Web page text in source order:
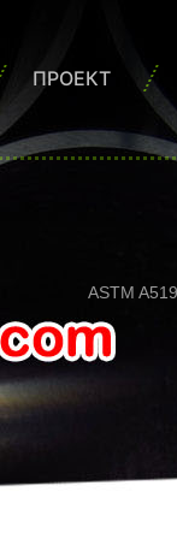
ПРОЕКТ
ASTM